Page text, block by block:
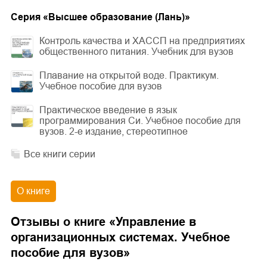
Cерия « Высшее образование (Лань)»
Контроль качества и ХАССП на предприятиях
общественного питания. Учебник для вузов
Плавание на открытой воде. Практикум.
Учебное пособие для вузов
Практическое введение в язык
программирования Си. Учебное пособие для
вузов. 2-е издание, стереотипное
Все книги серии
О книге
Отзывы о книге «Управление в
организационных системах. Учебное
пособие для вузов»